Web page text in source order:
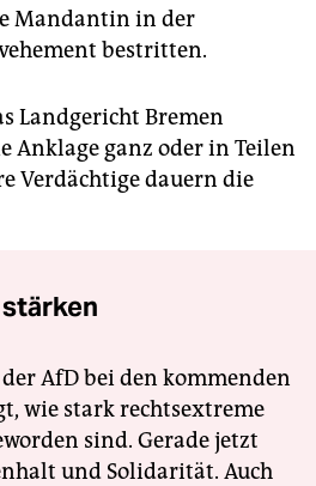
Mandantin in der
bestritten.
Landgericht Bremen
Anklage ganz oder in Teilen
Verdächtige dauern die
AfD bei den kommenden
wie stark rechtsextreme
sind. Gerade jetzt
und Solidarität. Auch